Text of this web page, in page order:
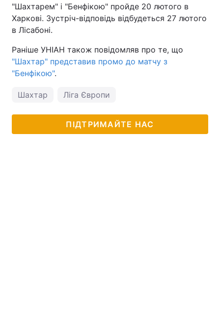
"Шахтарем" і "Бенфікою" пройде 20 лютого в
Харкові. Зустріч-відповідь відбудеться 27 лютого
в Лісабоні.
Раніше УНІАН також повідомляв про те, що
"Шахтар" представив промо до матчу з
"Бенфікою".
Шахтар Ліга Європи
ПІДТРИМАЙТЕ НАС